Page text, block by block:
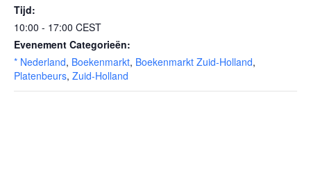
Tijd:
10:00 - 17:00 CEST
Evenement Categorieën:
* Nederland, Boekenmarkt, Boekenmarkt Zuid-Holland,
Platenbeurs, Zuid-Holland